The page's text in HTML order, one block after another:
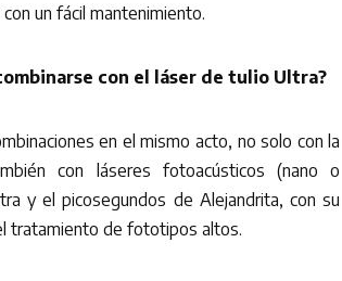
un fácil mantenimiento.
con el láser de tulio Ultra?
en el mismo acto, no solo con la
con láseres fotoacústicos (nano o
y el picosegundos de Alejandrita, con su
tratamiento de fototipos altos.